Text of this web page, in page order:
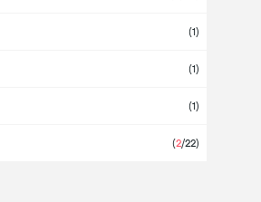
(1)
(1)
(1)
(2/22)